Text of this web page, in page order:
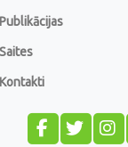
Publikācijas
Saites
Kontakti